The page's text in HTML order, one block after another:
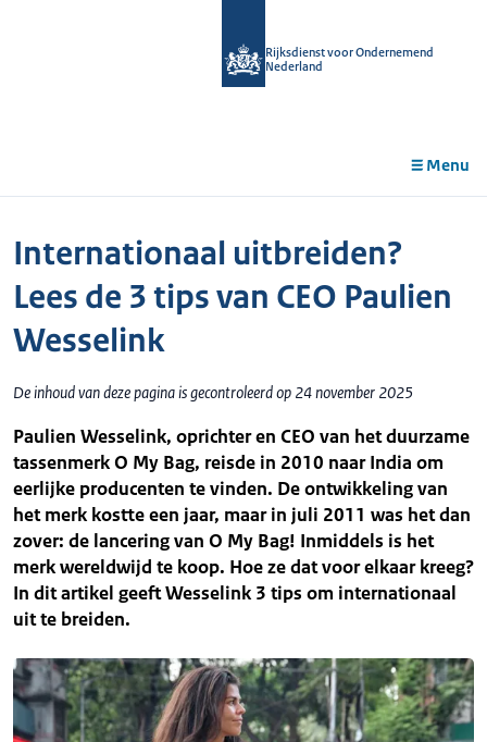
Rijksdienst voor Ondernemend
Nederland
Menu
Internationaal uitbreiden?
Lees de 3 tips van CEO Paulien
Wesselink
De inhoud van deze pagina is gecontroleerd op 24 november 2025
Paulien Wesselink, oprichter en CEO van het duurzame
tassenmerk O My Bag, reisde in 2010 naar India om
eerlijke producenten te vinden. De ontwikkeling van
het merk kostte een jaar, maar in juli 2011 was het dan
zover: de lancering van O My Bag! Inmiddels is het
merk wereldwijd te koop. Hoe ze dat voor elkaar kreeg?
In dit artikel geeft Wesselink 3 tips om internationaal
uit te breiden.